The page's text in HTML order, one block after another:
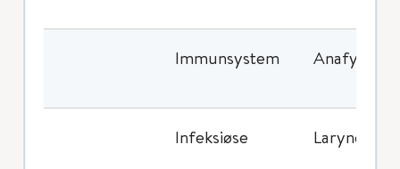
Immunsystem
Infeksiøse Laryngitt